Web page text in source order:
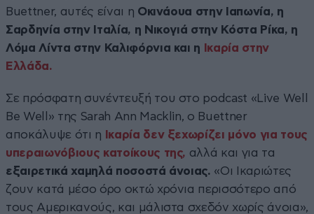
Buettner, αυτές είναι η Οκινάουα στην Ιαπωνία, η
Σαρδηνία στην Ιταλία, η Νικογιά στην Κόστα Ρίκα, η
Λόμα Λίντα στην Καλιφόρνια και η
Ικαρία στην
Ελλάδα.
Σε πρόσφατη συνέντευξή του στο podcast «Live Well
Be Well» της Sarah Ann Macklin, ο Buettner
αποκάλυψε ότι η
Ικαρία δεν ξεχωρίζει μόνο για τους
υπεραιωνόβιους κατοίκους της, αλλά και για τα
εξαιρετικά χαμηλά ποσοστά άνοιας. «Οι Ικαριώτες
ζουν κατά μέσο όρο οκτώ χρόνια περισσότερο από
τους Αμερικανούς, και μάλιστα σχεδόν χωρίς άνοια»,